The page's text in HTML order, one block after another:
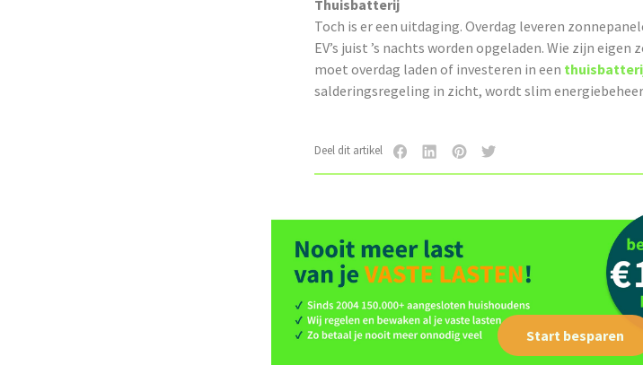
Thuisbatterij
Toch is er een uitdaging. Overdag leveren
EV’s juist ’s nachts worden opgeladen. Wie zijn
moet overdag laden of investeren in een
salderingsregeling in zicht, wordt slim
Deel dit artikel
Start besparen